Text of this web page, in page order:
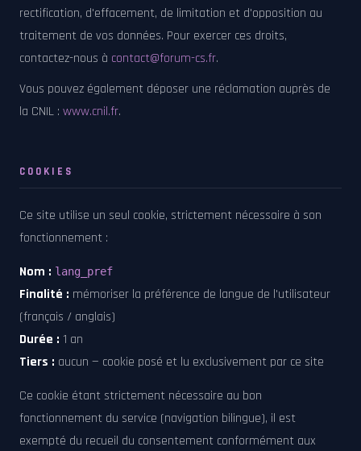
rectification, d'effacement, de limitation et d'opposition au
traitement de vos données. Pour exercer ces droits,
contactez-nous à contact@forum-cs.fr.
Vous pouvez également déposer une réclamation auprès de
la CNIL : www.cnil.fr.
COOKIES
Ce site utilise un seul cookie, strictement nécessaire à son
fonctionnement :
Nom : lang_pref
Finalité : mémoriser la préférence de langue de l'utilisateur
(français / anglais)
Durée : 1 an
Tiers : aucun — cookie posé et lu exclusivement par ce site
Ce cookie étant strictement nécessaire au bon
fonctionnement du service (navigation bilingue), il est
exempté du recueil du consentement conformément aux